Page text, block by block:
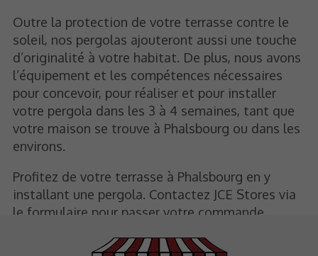
Outre la protection de votre terrasse contre le
soleil, nos pergolas ajouteront aussi une touche
d’originalité à votre habitat. De plus, nous avons
l’équipement et les compétences nécessaires
pour concevoir, pour réaliser et pour installer
votre pergola dans les 3 à 4 semaines, tant que
votre maison se trouve à Phalsbourg ou dans les
environs.
Profitez de votre terrasse à Phalsbourg en y
installant une pergola. Contactez JCE Stores via
le formulaire pour passer votre commande.